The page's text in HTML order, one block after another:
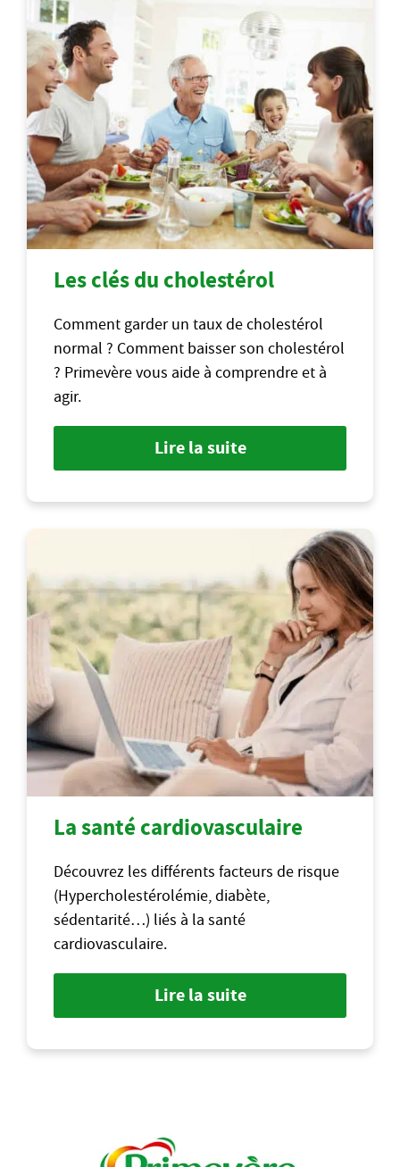
Les clés du cholestérol
Comment garder un taux de cholestérol
normal ? Comment baisser son cholestérol
? Primevère vous aide à comprendre et à
agir.
Lire la suite
La santé cardiovasculaire
Découvrez les différents facteurs de risque
(Hypercholestérolémie, diabète,
sédentarité…) liés à la santé
cardiovasculaire.
Lire la suite